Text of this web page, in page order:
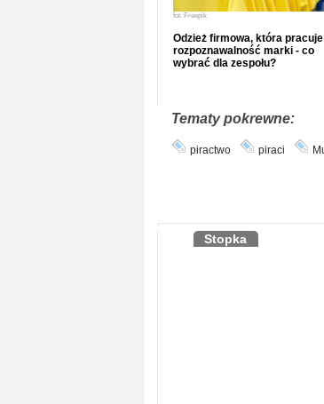
fot. Freepik
Odzież firmowa, która
rozpoznawalność marki - co
wybrać dla zespołu?
Tematy pokrewne:
piractwo piraci
Stopka